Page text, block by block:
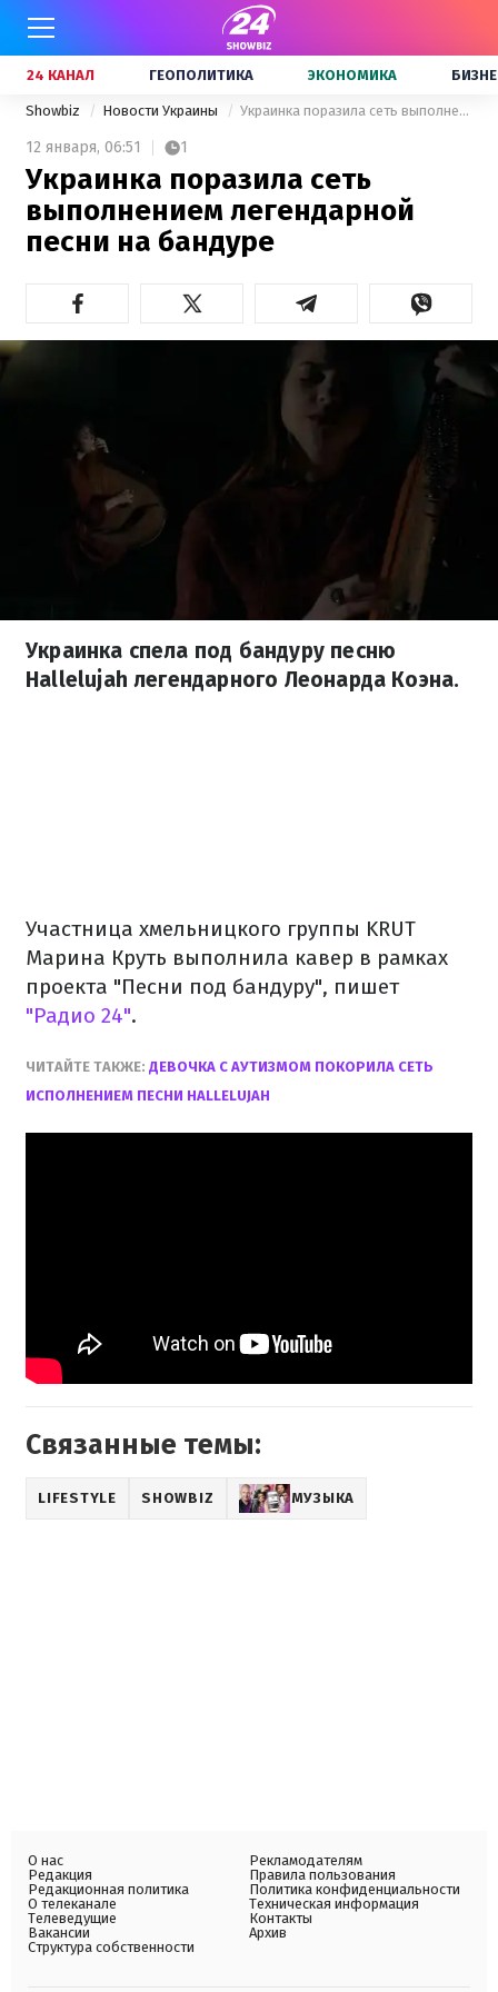
24 КАНАЛ ГЕОПОЛИТИКА ЭКОНОМИКА
Showbiz Новости Украины Украинка поразила сеть выполнением легендарной песни на бандуре
12 января, 06:51 1
Украинка поразила сеть
выполнением легендарной
песни на бандуре
Украинка спела под бандуру песню
Hallelujah легендарного Леонарда Коэна.
Участница хмельницкого группы KRUT
Марина Круть выполнила кавер в рамках
проекта "Песни под бандуру", пишет
"Радио 24".
ЧИТАЙТЕ ТАКЖЕ: ДЕВОЧКА С АУТИЗМОМ ПОКОРИЛА СЕТЬ
ИСПОЛНЕНИЕМ ПЕСНИ HALLELUJAH
Связанные темы:
LIFESTYLE SHOWBIZ МУЗЫКА
О нас
Редакция
Редакционная политика
О телеканале
Телеведущие
Вакансии
Структура собственности
Рекламодателям
Правила пользования
Политика конфиденциальности
Техническая информация
Контакты
Архив